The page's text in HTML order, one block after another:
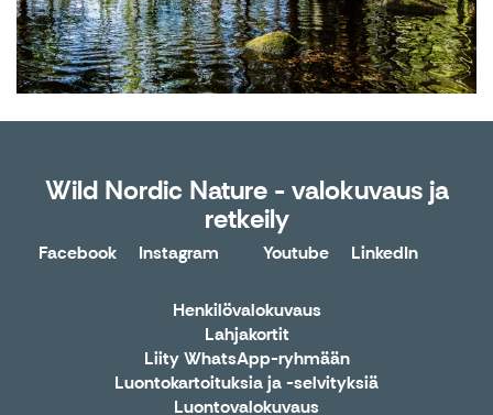
Wild Nordic Nature - valokuvaus ja
retkeily
Facebook Instagram Youtube LinkedIn
Henkilövalokuvaus
Lahjakortit
Liity WhatsApp-ryhmään
Luontokartoituksia ja -selvityksiä
Luontovalokuvaus